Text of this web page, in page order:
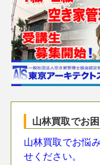
山林買取でお
山林買取でお悩
せください。